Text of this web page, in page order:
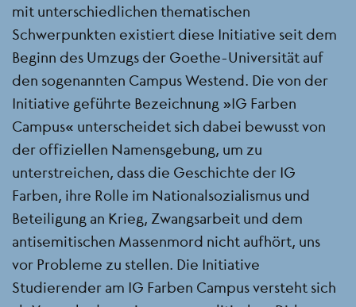
mit unterschiedlichen thematischen
Schwerpunkten existiert diese Initiative seit dem
Beginn des Umzugs der Goethe-Universität auf
den sogenannten Campus Westend. Die von der
Initiative geführte Bezeichnung »IG Farben
Campus« unterscheidet sich dabei bewusst von
der offiziellen Namensgebung, um zu
unterstreichen, dass die Geschichte der IG
Farben, ihre Rolle im Nationalsozialismus und
Beteiligung an Krieg, Zwangsarbeit und dem
antisemitischen Massenmord nicht aufhört, uns
vor Probleme zu stellen. Die Initiative
Studierender am IG Farben Campus versteht sich